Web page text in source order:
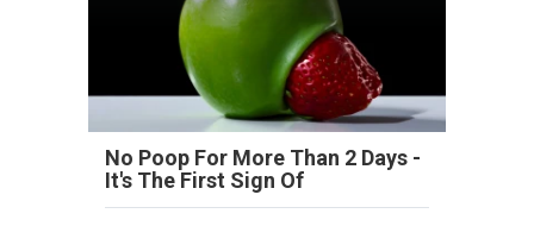
No Poop For More Than 2 Days -
It's The First Sign Of